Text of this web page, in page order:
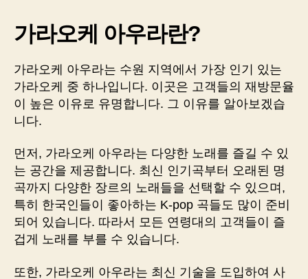
가라오케 아우라란?
가라오케 아우라는 수원 지역에서 가장 인기 있는
가라오케 중 하나입니다. 이곳은 고객들의 재방문율
이 높은 이유로 유명합니다. 그 이유를 알아보겠습
니다.
먼저, 가라오케 아우라는 다양한 노래를 즐길 수 있
는 공간을 제공합니다. 최신 인기곡부터 오래된 명
곡까지 다양한 장르의 노래들을 선택할 수 있으며,
특히 한국인들이 좋아하는 K-pop 곡들도 많이 준비
되어 있습니다. 따라서 모든 연령대의 고객들이 즐
겁게 노래를 부를 수 있습니다.
또한, 가라오케 아우라는 최신 기술을 도입하여 사